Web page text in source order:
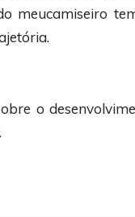
meucamiseiro
o
.